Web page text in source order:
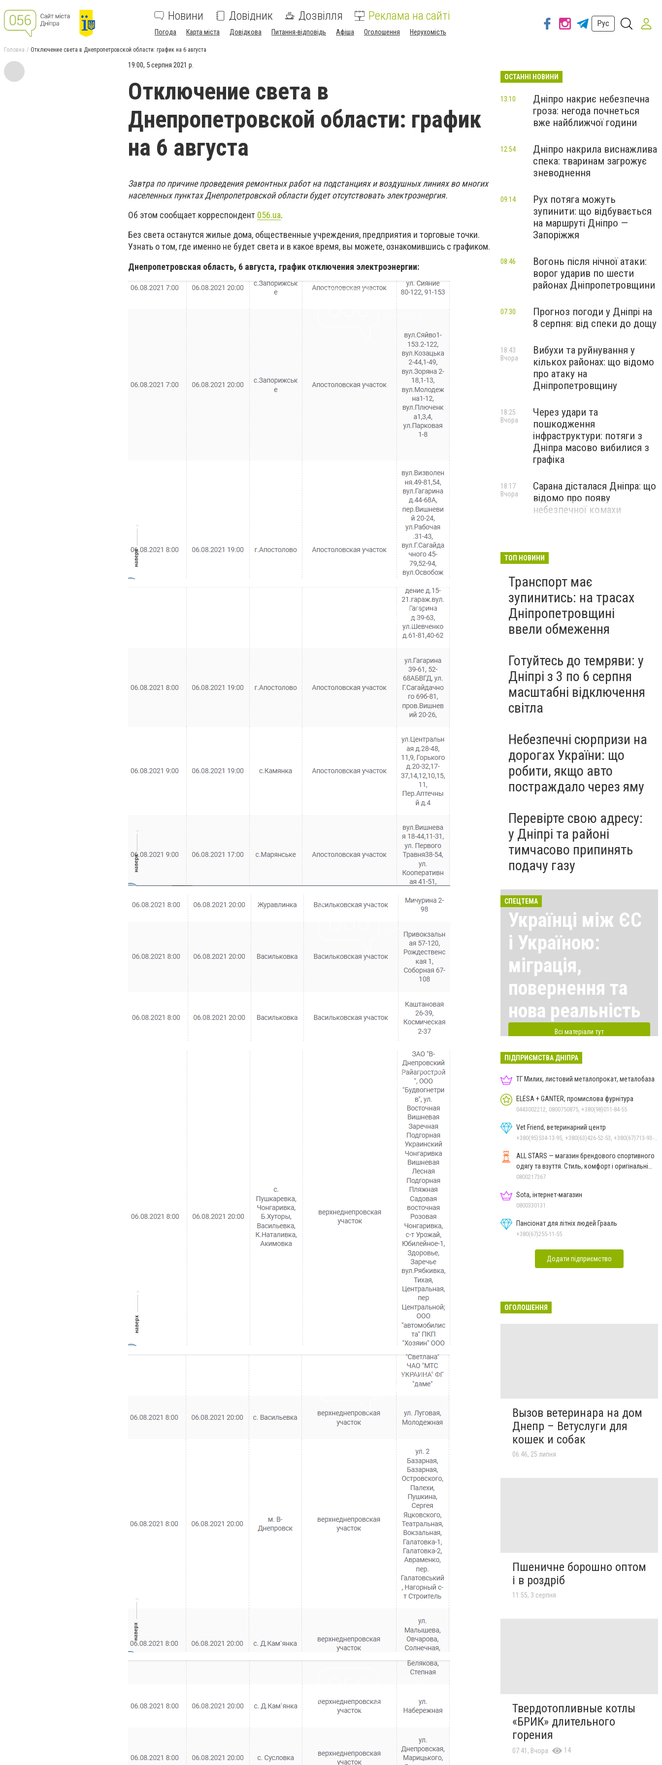
Новини Довідник Дозвілля Реклама на сайті
Погода Карта міста Довідкова Питання-відповідь Афіша Оголошення Нерухомість
Рус
Головна Отключение света в Днепропетровской области: график на 6 августа
19:00, 5 серпня 2021 р.
Отключение света в
Днепропетровской области: график
на 6 августа
Завтра по причине проведения ремонтных работ на подстанциях и воздушных линиях во многих
населенных пунктах Днепропетровской области будет отсутствовать электроэнергия.
Об этом сообщает корреспондент 056.ua.
Без света останутся жилые дома, общественные учреждения, предприятия и торговые точки.
Узнать о том, где именно не будет света и в какое время, вы можете, ознакомившись с графиком.
Днепропетровская область, 6 августа, график отключения электроэнергии:
ОСТАННІ НОВИНИ
Дніпро накриє небезпечна
гроза: негода почнеться
вже найближчої години
13:10
Дніпро накрила виснажлива
спека: тваринам загрожує
зневоднення
12:54
Рух потяга можуть
зупинити: що відбувається
на маршруті Дніпро —
Запоріжжя
09:14
Вогонь після нічної атаки:
ворог ударив по шести
районах Дніпропетровщини
08:46
Прогноз погоди у Дніпрі на
8 серпня: від спеки до дощу
07:30
Вибухи та руйнування у
кількох районах: що відомо
про атаку на
Дніпропетровщину
18:43
Вчора
Через удари та
пошкодження
інфраструктури: потяги з
Дніпра масово вибилися з
графіка
18:25
Вчора
Сарана дісталася Дніпра: що
відомо про появу
небезпечної комахи
18:17
Вчора
ТОП НОВИНИ
Транспорт має
зупинитись: на трасах
Дніпропетровщині
ввели обмеження
Готуйтесь до темряви: у
Дніпрі з 3 по 6 серпня
масштабні відключення
світла
Небезпечні сюрпризи на
дорогах України: що
робити, якщо авто
постраждало через яму
Перевірте свою адресу:
у Дніпрі та районі
тимчасово припинять
подачу газу
СПЕЦТЕМА
Українці між ЄС
і Україною:
міграція,
повернення та
нова реальність
Всі матеріали тут
ПІДПРИЄМСТВА ДНІПРА
ТГ Милих, листовий металопрокат, металобаза
ELESA + GANTER, промислова фурнітура
0443002212, 0800750875, +380(98)011-84-55
Vet Friend, ветеринарний центр
ALL STARS — магазин брендового спортивного
одягу та взуття. Стиль, комфорт і оригінальні
моделі
0800217367
Sota, інтернет-магазин
0800330131
Пансіонат для літніх людей Грааль
+380(67)255-11-55
Додати підприємство
ОГОЛОШЕННЯ
Вызов ветеринара на дом
Днепр – Ветуслуги для
кошек и собак
06:46, 25 липня
Пшеничне борошно оптом
і в роздріб
11:55, 3 серпня
Твердотопливные котлы
«БРИК» длительного
горения
07:41, Вчора 14